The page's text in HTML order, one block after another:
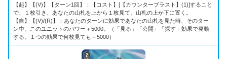
【起】【(V)】【ターン1回】：【コスト】[【カウンターブラスト】(1)]すること
で、１枚引き、あなたの山札を上から１枚見て、山札の上か下に置く。
【自】【(V)/(R)】：あなたのターンに効果であなたの山札を見た時、そのター
ン中、このユニットのパワー＋5000。（「見る」「公開」「探す」効果で発動
する。１つの効果で何枚見ても＋5000）